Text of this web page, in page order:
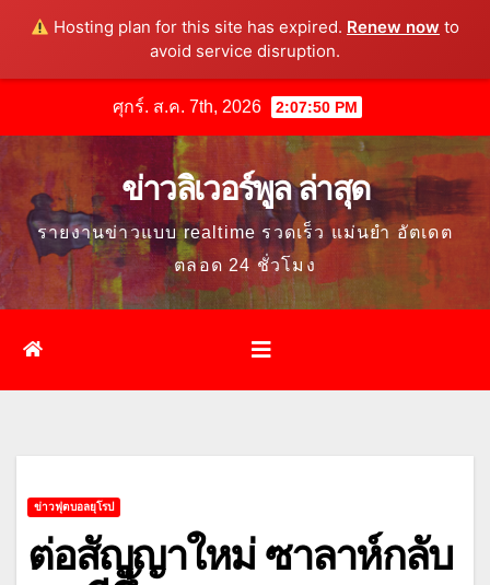
Hosting plan for this site has expired. Renew now to
avoid service disruption.
content
ศุกร์. ส.ค. 7th, 2026 2:07:51 PM
ข่าวลิเวอร์พูล ล่าสุด
รายงานข่าวแบบ realtime รวดเร็ว แม่นยำ อัตเดต
ตลอด 24 ชั่วโมง
ข่าวฟุตบอลยุโรป
ต่อสัญญาใหม่ ซาลาห์กลับ